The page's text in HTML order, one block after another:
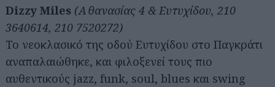
Dizzy Miles (Αθανασίας 4 & Ευτυχίδου, 210
3640614, 210 7520272)
Το νεοκλασικό της οδού Ευτυχίδου στο Παγκράτι
αναπαλαιώθηκε, και φιλοξενεί τους πιο
αυθεντικούς jazz, funk, soul, blues και swing